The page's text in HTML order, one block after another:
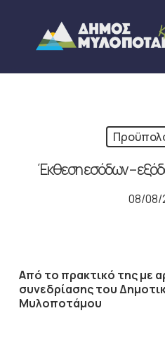
content
Έκθεση εσόδων –
08/08/
Από το πρακτικό της με
συνεδρίασης του
Μυλοποτάμου